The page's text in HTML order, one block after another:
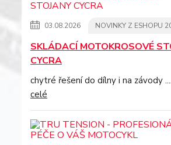
03.08.2026 NOVINKY Z ESHOPU
SKLÁDACÍ MOTOKROSOVÉ
CYCRA
chytré řešení do dílny i na závody ....
celé